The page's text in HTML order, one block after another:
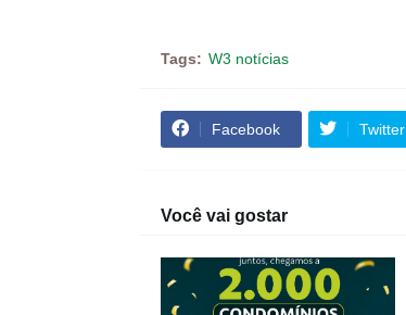
Tags: W3 notícias
Facebook Twitter
Você vai gostar